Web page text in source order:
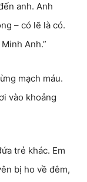
anh. Anh
– có lẽ là có.
Anh.”
mạch máu.
vào khoảng
trẻ khác. Em
bị ho về đêm,